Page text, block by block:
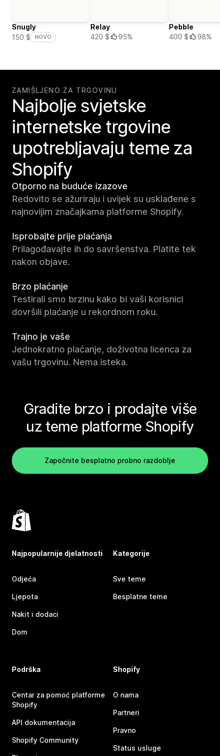
Snugly
150 $
NOVO
Relay
420 $
95%
Pebble
400 $
98%
ZAMIŠLJENO ZA TRGOVINU
Najbolje svjetske
internetske trgovine
upotrebljavaju teme za
Shopify
Otporno na buduće izazove
Redovito se ažuriraju i uvijek su usklađene s
najnovijim značajkama platforme Shopify.
Isprobajte prije plaćanja
Prilagođavajte ih do savršenstva. Platite tek
nakon objave.
Brzo plaćanje
Testirali smo brzinu kako bi vaši korisnici
dovršili plaćanje u rekordnom roku.
Trajno je vaše
Jednokratno plaćanje, doživotna licenca za
vašu trgovinu. Nema isteka.
Gradite brzo i prodajte više
uz teme platforme Shopify
Započnite besplatno probno razdoblje
Najpopularnije djelatnosti
Odjeća
Ljepota
Nakit i dodaci
Dom
Kategorije
Sve teme
Besplatne teme
Podrška
Centar za pomoć platforme
Shopify
API dokumentacija
Shopify Community
Shopify
O nama
Partneri
Pravno
Status usluge